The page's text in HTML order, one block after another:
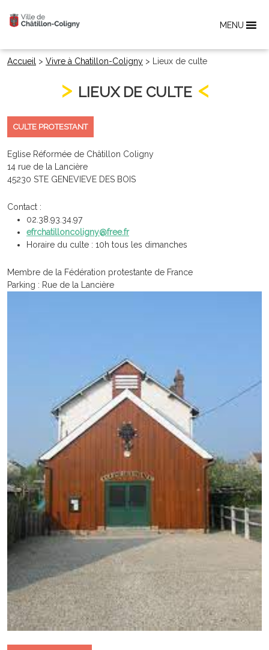
MENU
Accueil > Vivre à Chatillon-Coligny > Lieux de culte
LIEUX DE CULTE
CULTE PROTESTANT
Eglise Réformée de Châtillon Coligny
14 rue de la Lancière
45230 STE GENEVIEVE DES BOIS
Contact :
02.38.93.34.97
efrchatilloncoligny@free.fr
Horaire du culte : 10h tous les dimanches
Membre de la Fédération protestante de France
Parking : Rue de la Lancière